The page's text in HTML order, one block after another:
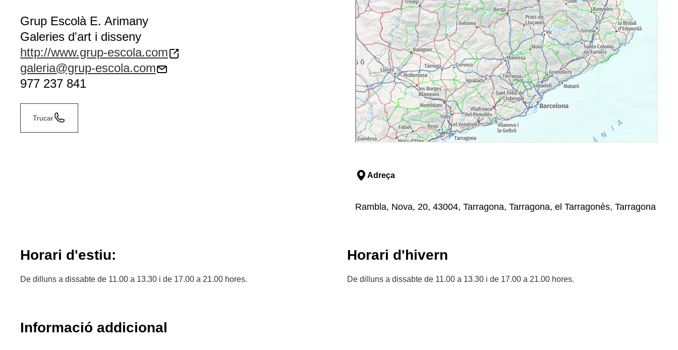
Grup Escolà E. Arimany
Galeries d'art i disseny
http://www.grup-escola.com
galeria@grup-escola.com
977 237 841
Trucar
Adreça
Rambla, Nova, 20, 43004, Tarragona, Tarragona, el Tarragonès, Tarragona
Horari d'estiu:
De dilluns a dissabte de 11.00 a 13.30 i de 17.00 a 21.00 hores.
Horari d'hivern
De dilluns a dissabte de 11.00 a 13.30 i de 17.00 a 21.00 hores.
Informació addicional